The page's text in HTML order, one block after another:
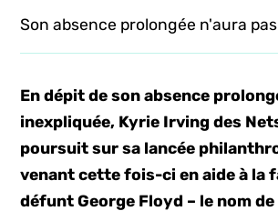
Son absence prolongée n'aura
En dépit de son absence
inexpliquée, Kyrie Irving des
poursuit sur sa lancée
venant cette fois-ci en aide à la
défunt George Floyd – le nom de